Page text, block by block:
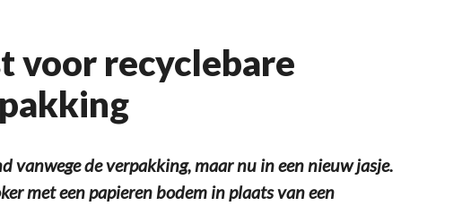
voor recyclebare
vanwege de verpakking, maar nu in een nieuw jasje.
met een papieren bodem in plaats van een